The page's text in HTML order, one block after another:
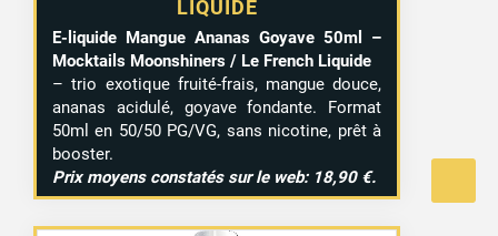
LIQUIDE
E-liquide Mangue Ananas Goyave 50ml –
Mocktails Moonshiners / Le French Liquide
– trio exotique fruité-frais, mangue douce,
ananas acidulé, goyave fondante. Format
50ml en 50/50 PG/VG, sans nicotine, prêt à
booster.
Prix moyens constatés sur le web: 18,90 €.